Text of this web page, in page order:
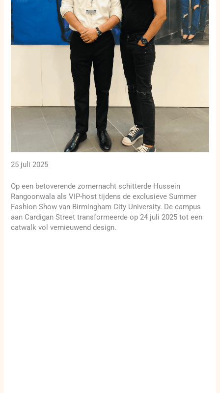
25 juli 2025
Op een betoverende zomernacht schitterde Hussein
Rangoonwala als VIP-host tijdens de exclusieve Summer
Fashion Show van Birmingham City University. De campus
aan Cardigan Street transformeerde op 24 juli 2025 tot een
catwalk vol vernieuwend design.